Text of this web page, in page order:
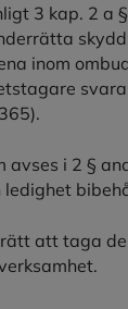
3 kap. 2 a
inom
avses i 2 §
att taga